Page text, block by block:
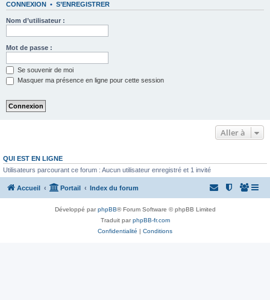
CONNEXION • S’ENREGISTRER
Nom d’utilisateur :
Mot de passe :
Se souvenir de moi
Masquer ma présence en ligne pour cette session
Aller à
QUI EST EN LIGNE
Utilisateurs parcourant ce forum : Aucun utilisateur enregistré et 1 invité
Accueil Portail Index du forum
Développé parphpBB® Forum Software © phpBB Limited
Traduit parphpBB-fr.com
Confidentialité | Conditions